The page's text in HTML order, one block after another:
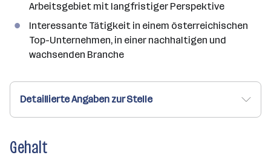
Arbeitsgebiet mit langfristiger Perspektive
Interessante Tätigkeit in einem österreichischen
Top-Unternehmen, in einer nachhaltigen und
wachsenden Branche
Detaillierte Angaben zur Stelle
Gehalt